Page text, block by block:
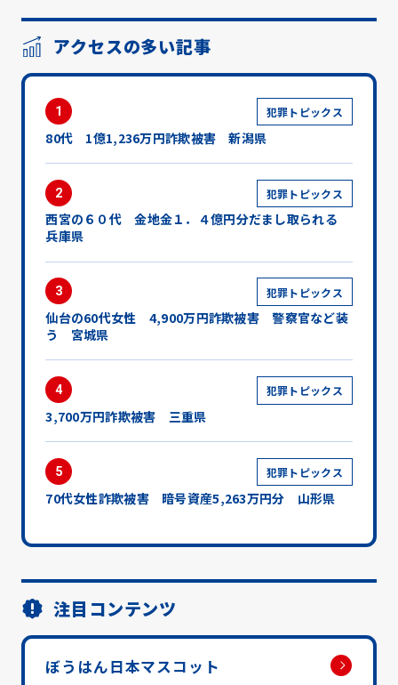
アクセスの多い記事
1 犯罪トピックス
80代 1億1,236万円詐欺被害 新潟県
2 犯罪トピックス
西宮の６０代 金地金１．４億円分だまし取られる
兵庫県
3 犯罪トピックス
仙台の60代女性 4,900万円詐欺被害 警察官など装
う 宮城県
4 犯罪トピックス
3,700万円詐欺被害 三重県
5 犯罪トピックス
70代女性詐欺被害 暗号資産5,263万円分 山形県
注目コンテンツ
ぼうはん日本マスコット